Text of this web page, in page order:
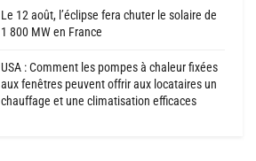
Le 12 août, l’éclipse fera chuter le solaire de
1 800 MW en France
USA : Comment les pompes à chaleur fixées
aux fenêtres peuvent offrir aux locataires un
chauffage et une climatisation efficaces